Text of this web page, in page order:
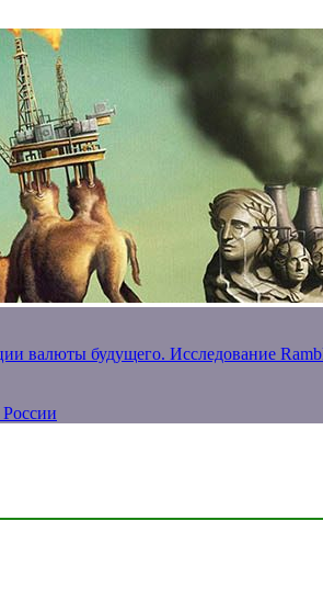
валюты будущего. Исследование